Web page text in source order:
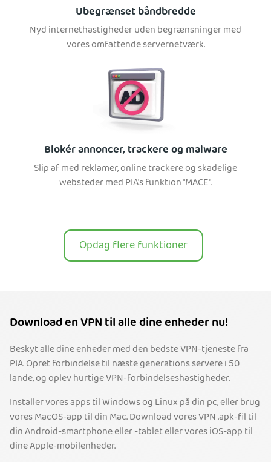
Ubegrænset båndbredde
Nyd internethastigheder uden begrænsninger med
vores omfattende servernetværk.
Blokér annoncer, trackere og malware
Slip af med reklamer, online trackere og skadelige
websteder med PIA's funktion "MACE".
Opdag flere funktioner
Download en VPN til alle dine enheder nu!
Beskyt alle dine enheder med den bedste VPN-tjeneste fra
PIA. Opret forbindelse til næste generations servere i 50
lande, og oplev hurtige VPN-forbindelseshastigheder.
Installer vores apps til Windows og Linux på din pc, eller brug
vores MacOS-app til din Mac. Download vores VPN .apk-fil til
din Android-smartphone eller -tablet eller vores iOS-app til
dine Apple-mobilenheder.